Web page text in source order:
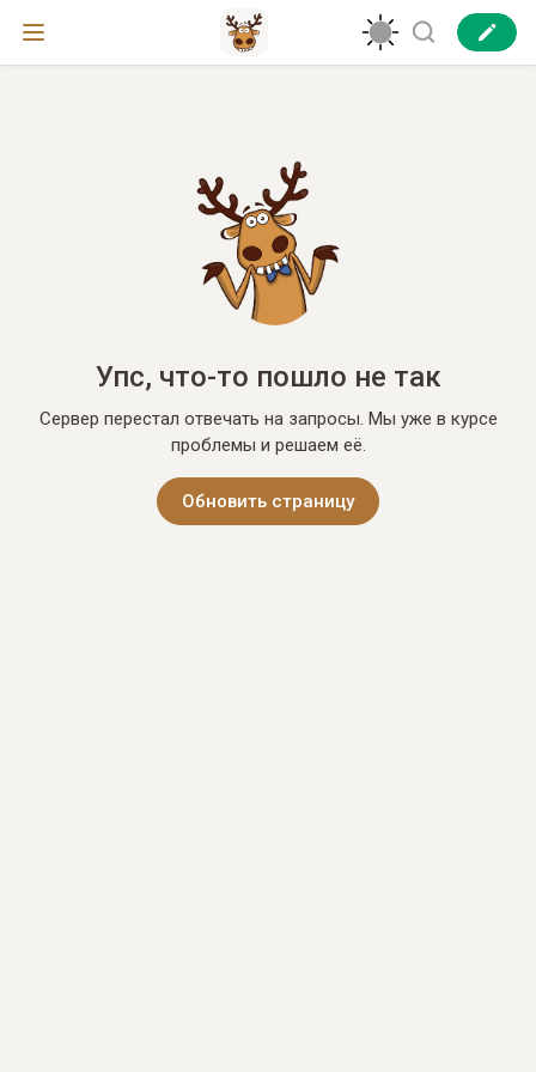
Упс, что-то пошло не так
Сервер перестал отвечать на запросы. Мы уже в курсе
проблемы и решаем её.
Обновить страницу